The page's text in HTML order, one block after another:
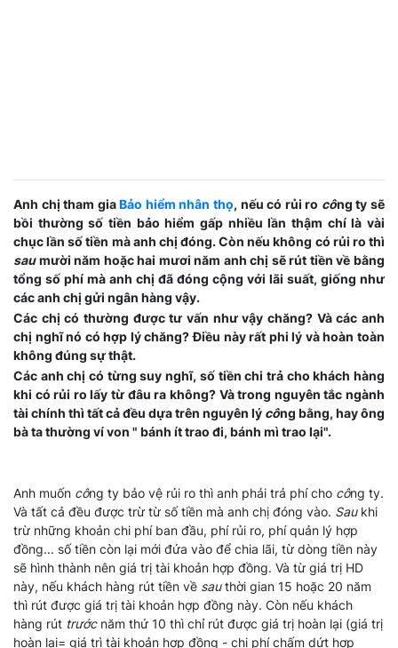
Anh chị tham giaBảo hiểm nhân thọ, nếu có rủi ro công ty sẽ
bồi thường số tiền bảo hiểm gấp nhiều lần thậm chí là vài
chục lần số tiền mà anh chị đóng. Còn nếu không có rủi ro thì
saumười năm hoặc hai mươi năm anh chị sẽ rút tiền về bằng
tổng số phí mà anh chị đã đóng cộng với lãi suất, giống như
các anh chị gửi ngân hàng vậy.
Các chị có thường được tư vấn như vậy chăng? Và các anh
chị nghĩ nó có hợp lý chăng? Điều này rất phi lý và hoàn toàn
không đúng sự thật.
Các anh chị có từng suy nghĩ, số tiền chi trả cho khách hàng
khi có rủi ro lấy từ đâu ra không? Và trong nguyên tắc ngành
tài chính thì tất cả đều dựa trên nguyên lý công bằng, hay ông
bà ta thường ví von " bánh ít trao đi, bánh mì trao lại".
Anh muốn công ty bảo vệ rủi ro thì anh phải trả phí cho công ty.
Và tất cả đều được trừ từ số tiền mà anh chị đóng vào. Sau khi
trừ những khoản chi phí ban đầu, phí rủi ro, phí quản lý hợp
đồng... số tiền còn lại mới đứa vào để chia lãi, từ dòng tiền này
sẽ hình thành nên giá trị tài khoản hợp đồng. Và từ giá trị HD
này, nếu khách hàng rút tiền về sauthời gian 15 hoặc 20 năm
thì rút được giá trị tài khoản hợp đồng này. Còn nếu khách
hàng rút trước năm thứ 10 thì chỉ rút được giá trị hoàn lại (giá trị
hoàn lại= giá trì tài khoản hợp đồng - chi phí chấm dứt hợp